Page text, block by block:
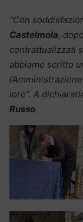
“Con
Castelmola,
contrattualizzati
abbiamo scritto
loro”. A
Russo.